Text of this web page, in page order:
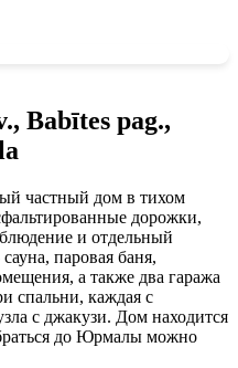
Babītes pag.,
частный дом в тихом
дорожки,
и отдельный
паровая баня,
а также два гаража
спальни, каждая с
с джакузи. Дом находится
до Юрмалы можно